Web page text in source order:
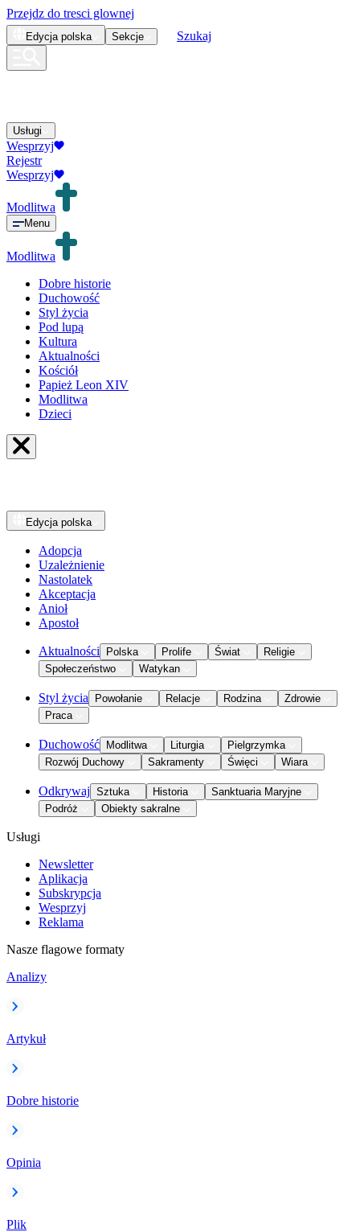
Przejdz do tresci glownej
Edycja polska Sekcje Szukaj
Usługi
Wesprzyj
Rejestr
Wesprzyj
Modlitwa
Menu
Modlitwa
Dobre historie
Duchowość
Styl życia
Pod lupą
Kultura
Aktualności
Kościół
Papież Leon XIV
Modlitwa
Dzieci
Edycja polska
Adopcja
Uzależnienie
Nastolatek
Akceptacja
Anioł
Apostoł
Aktualności Polska Prolife Świat
Religie
Społeczeństwo
Watykan
Styl życia Powołanie Relacje Rodzina
Zdrowie
Praca
Duchowość Modlitwa Liturgia
Pielgrzymka
Rozwój Duchowy
Sakramenty Święci Wiara
Odkrywaj Sztuka Historia
Sanktuaria Maryjne
Podróż
Obiekty sakralne
Usługi
Newsletter
Aplikacja
Subskrypcja
Wesprzyj
Reklama
Nasze flagowe formaty
Analizy
Artykuł
Dobre historie
Opinia
Plik